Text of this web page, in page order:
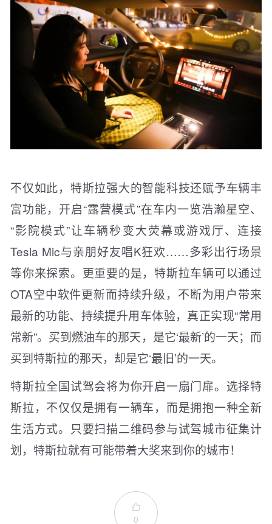
不仅如此，特斯拉强大的智能科技还赋予车辆丰
富功能，开启“露营模式”在车内一览浩瀚星空、
“影院模式”让车辆秒变大荧幕或游戏厅、连接
Tesla Mic与亲朋好友唱K狂欢……多彩出行场景
等你来探索。更重要的是，特斯拉车辆可以通过
OTA空中软件更新而持续升级，不断为用户带来
最新的功能、持续提升用车体验，真正实现“常用
常新”。买到燃油车的那天，是它‘最新’的一天；而
买到特斯拉的那天，却是它‘最旧’的一天。
特斯拉全国试驾会将为你开启一扇门扉。选择特
斯拉，不仅仅是拥有一辆车，而是拥抱一种全新
生活方式。只要扫描二维码参与试驾城市征集计
划，特斯拉就有可能带着大奖来到你的城市！

0